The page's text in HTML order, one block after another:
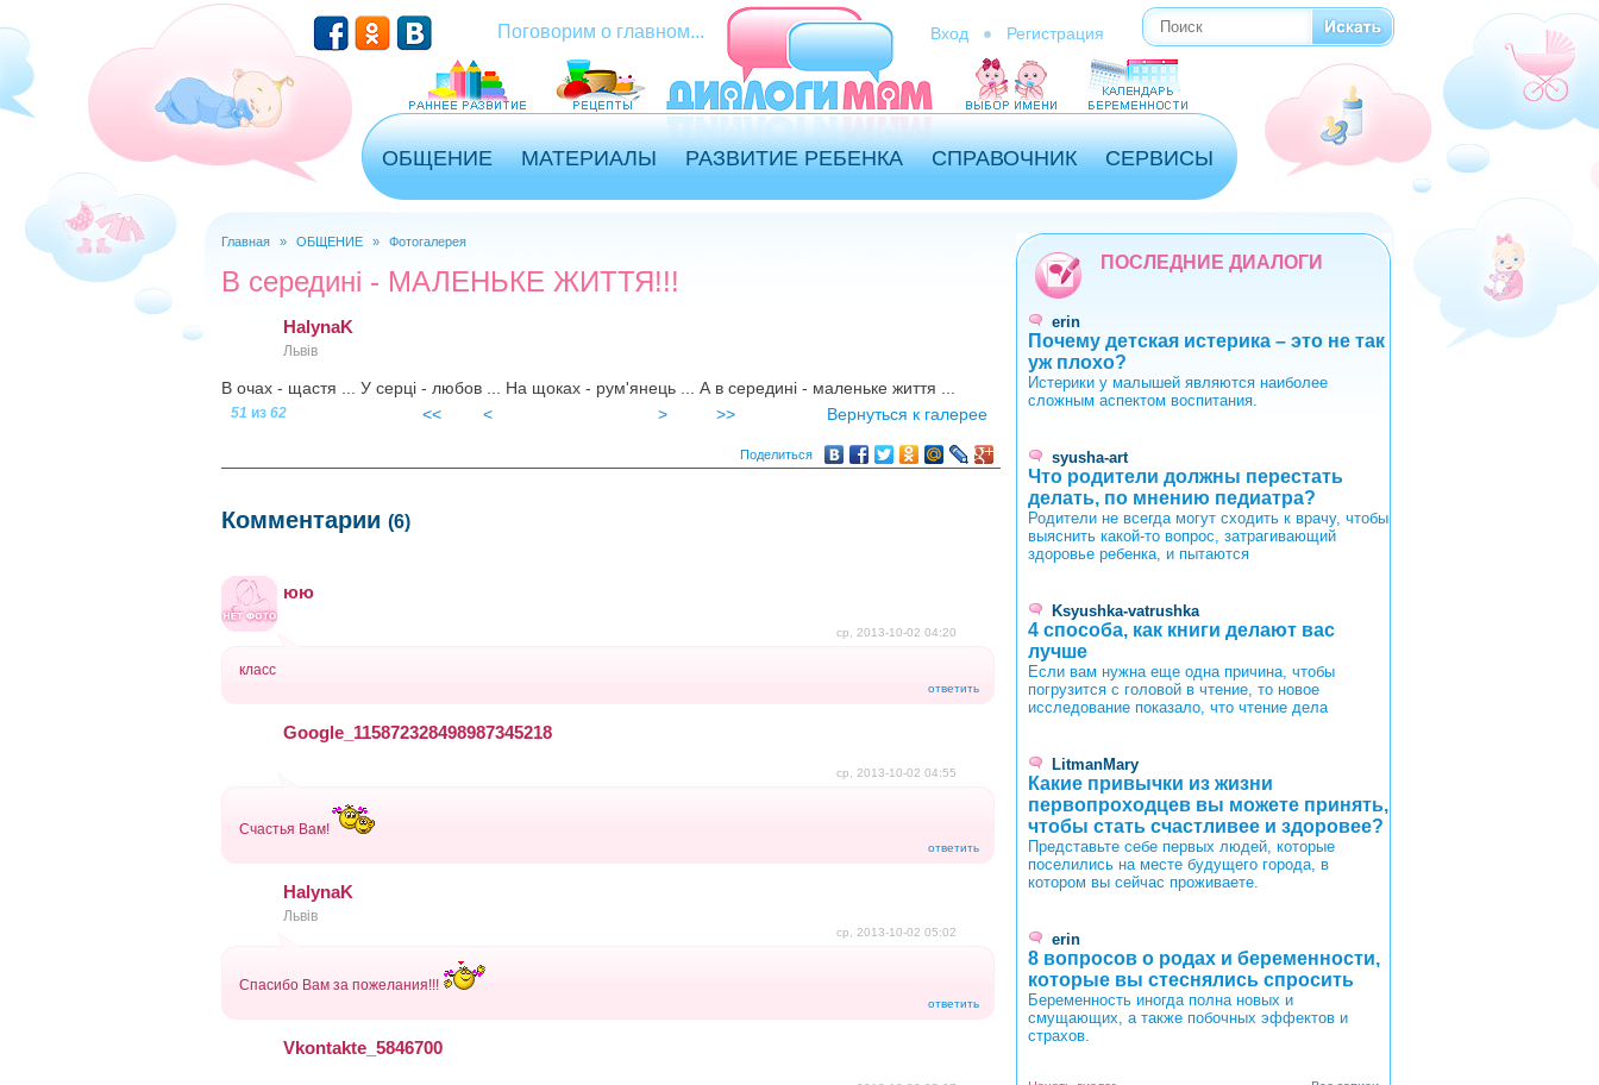
Перейти к основному содержанию
Поговорим о главном... Вход Регистрация Форма поиска
Поиск
ОБЩЕНИЕ МАТЕРИАЛЫ РАЗВИТИЕ РЕБЕНКА СПРАВОЧНИК СЕРВИСЫ
Главная » ОБЩЕНИЕ » Фотогалерея
В середині - МАЛЕНЬКЕ ЖИТТЯ!!!
HalynaK
Львів
В очах - щастя ... У серці - любов ... На щоках - рум'янець ... А в середині - маленьке життя ...
51 из 62 << < > >> Вернуться к галерее
Поделиться
Комментарии (6)
юю
ср, 2013-10-02 04:20
класс
ответить
Google_115872328498987345218
ср, 2013-10-02 04:55
Счастья Вам!
ответить
HalynaK
Львів
ср, 2013-10-02 05:02
Спасибо Вам за пожелания!!!
ответить
Vkontakte_5846700
ПОСЛЕДНИЕ ДИАЛОГИ
erin
Почему детская истерика – это не так
уж плохо?
Истерики у малышей являются наиболее
сложным аспектом воспитания.
syusha-art
Что родители должны перестать
делать, по мнению педиатра?
Родители не всегда могут сходить к врачу, чтобы
выяснить какой-то вопрос, затрагивающий
здоровье ребенка, и пытаются
Ksyushka-vatrushka
4 способа, как книги делают вас
лучше
Если вам нужна еще одна причина, чтобы
погрузится с головой в чтение, то новое
исследование показало, что чтение дела
LitmanMary
Какие привычки из жизни
первопроходцев вы можете принять,
чтобы стать счастливее и здоровее?
Представьте себе первых людей, которые
поселились на месте будущего города, в
котором вы сейчас проживаете.
erin
8 вопросов о родах и беременности,
которые вы стеснялись спросить
Беременность иногда полна новых и
смущающих, а также побочных эффектов и
страхов.